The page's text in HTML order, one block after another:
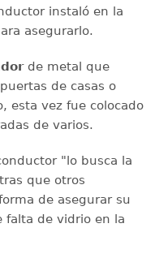
instaló en la
asegurarlo.
de metal que
de casas o
esta vez fue colocado
de varios.
"lo busca la
que otros
de asegurar su
falta de vidrio en la